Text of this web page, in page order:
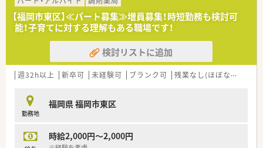
薬局運営を行っています。
■女性と子供に焦点を当てた薬局運営とクリニック開発事業を
推進しています。
■ドクターとの良好な関係を築き、地域イベントも共同で積極的
に実施しています。
い内装です。
■比較的若い薬剤師が活躍しており、男性薬剤師も在籍していま
【福岡市東区】≪パート募集≫増員募集！時短勤務も検討可
能！子育てに対する理解もある職場です！
検討リストに追加
週32h以上 新卒可 未経験可 ブランク可 残業なし(ほぼなし含む)
勤務地
福岡県 福岡市東区
時給2,000円～2,000円